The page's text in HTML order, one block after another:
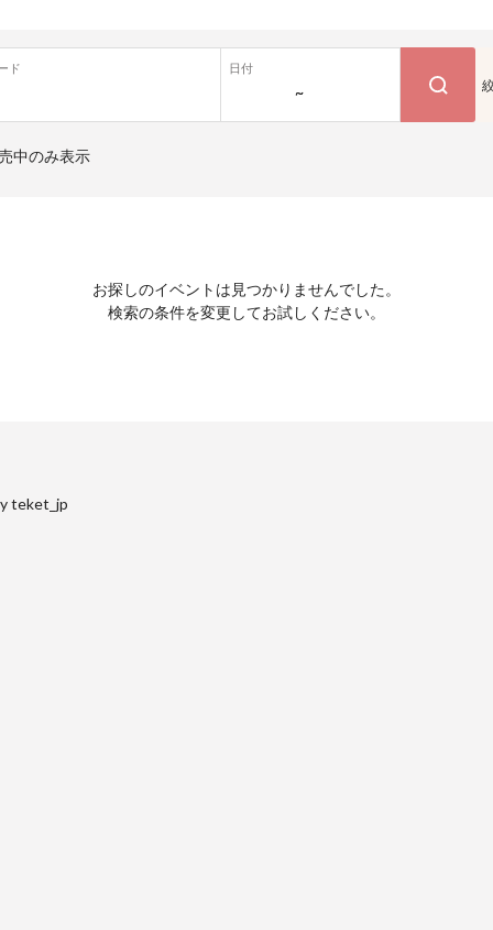
ド 日付
~
中のみ表示
お探しのイベントは見つかりませんでした。
検索の条件を変更してお試しください。
teket_jp